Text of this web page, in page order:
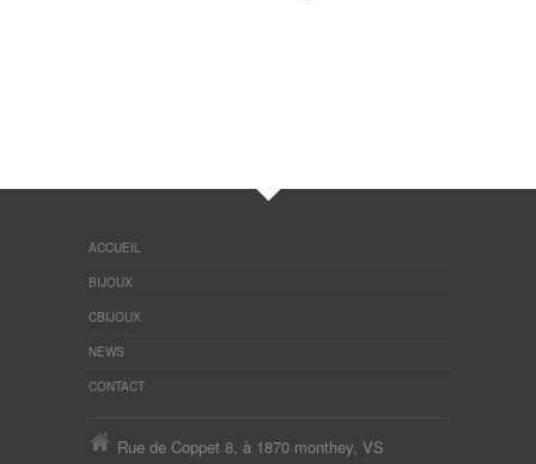
ACCUEIL
BIJOUX
CBIJOUX
NEWS
CONTACT
Rue de Coppet 8, à 1870 monthey, VS